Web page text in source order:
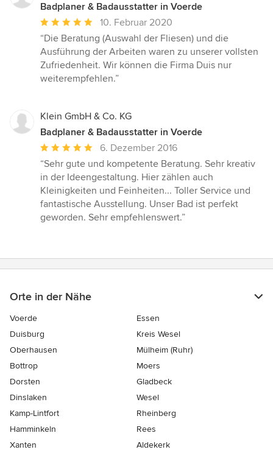
Badplaner & Badausstatter in Voerde
Durchschnittliche
Bewertung:
5
von
5
10. Februar 2020
“Die Beratung (Auswahl der Fliesen) und die
Ausführung der Arbeiten waren zu unserer vollsten
Zufriedenheit. Wir können die Firma Duis nur
weiterempfehlen.”
Klein GmbH & Co. KG
Badplaner & Badausstatter in Voerde
Durchschnittliche
Bewertung:
5
von
5
Sternen
6. Dezember 2016
“Sehr gute und kompetente Beratung. Sehr kreativ
in der Ideengestaltung. Hier zählen auch
Kleinigkeiten und Feinheiten... Toller Service und
fantastische Ausstellung. Unser Bad ist perfekt
geworden. Sehr empfehlenswert.”
Orte in der Nähe
Voerde
Essen
Duisburg
Kreis Wesel
Oberhausen
Mülheim (Ruhr)
Bottrop
Moers
Dorsten
Gladbeck
Dinslaken
Wesel
Kamp-Lintfort
Rheinberg
Hamminkeln
Rees
Xanten
Aldekerk